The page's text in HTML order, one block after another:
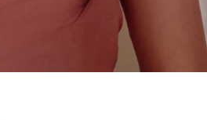
预计送达日期